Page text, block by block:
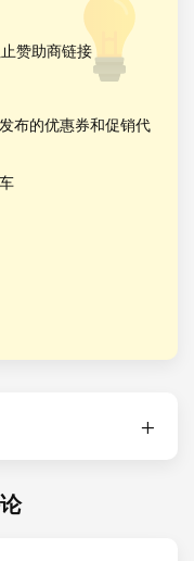
赞助商链接
布的优惠券和促销代